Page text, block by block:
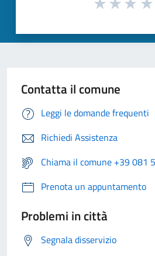
Contatta il comune
Leggi le domande frequenti
Richiedi Assistenza
Chiama il comune +39 081
Prenota un appuntamento
Problemi in città
Segnala disservizio